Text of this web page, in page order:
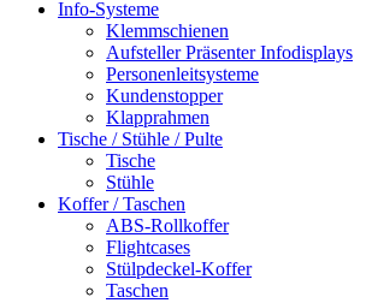
Info-Systeme
Klemmschienen
Aufsteller Präsenter Infodisplays
Personenleitsysteme
Kundenstopper
Klapprahmen
Tische / Stühle / Pulte
Tische
Stühle
Koffer / Taschen
ABS-Rollkoffer
Flightcases
Stülpdeckel-Koffer
Taschen